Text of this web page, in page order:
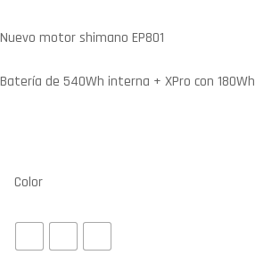
Nuevo motor shimano EP801
Batería de 540Wh interna + XPro con 180Wh
Color